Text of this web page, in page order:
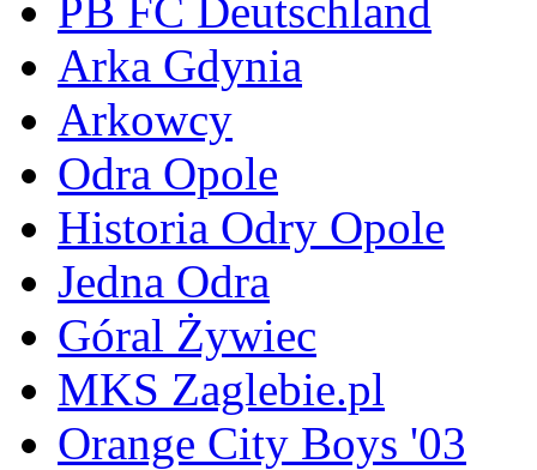
PB FC Deutschland
Arka Gdynia
Arkowcy
Odra Opole
Historia Odry Opole
Jedna Odra
Góral Żywiec
MKS Zaglebie.pl
Orange City Boys '03